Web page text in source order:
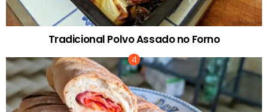
Tradicional Polvo Assado no Forno